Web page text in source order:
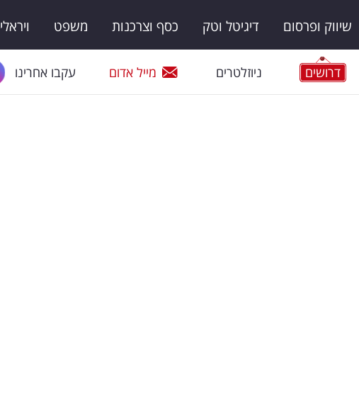
שיווק ופרסום דיגיטל וטק כסף וצרכנות משפט ויראלי
דרושים ניוזלטרים מייל אדום עקבו אחרינו